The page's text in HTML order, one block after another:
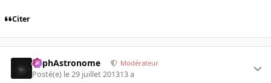
Citer
RaphAstronome Modérateur
Posté(e) le 29 juillet 201313 a